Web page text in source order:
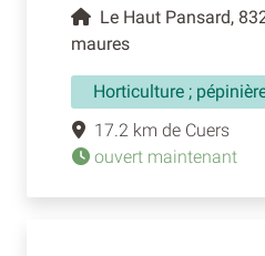
Le Haut Pansard,
maures
Horticulture ;
17.2 km de Cuers
ouvert maintenant